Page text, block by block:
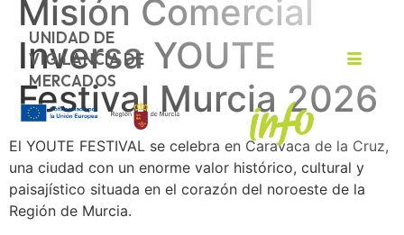
UNIDAD DE
VIGILANCIA DE
MERCADOS
Misión Comercial
Inversa YOUTE
Festival Murcia 2026
El YOUTE FESTIVAL se celebra en Caravaca de la Cruz,
una ciudad con un enorme valor histórico, cultural y
paisajístico situada en el corazón del noroeste de la
Región de Murcia.